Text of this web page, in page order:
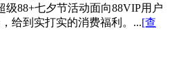
级88+七夕节活动面向88VIP用户
给到实打实的消费福利。...[查